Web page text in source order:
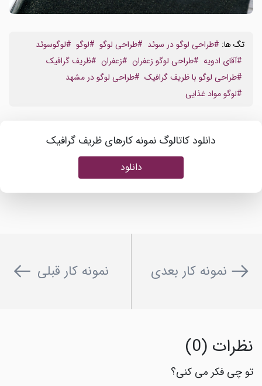
تگ ها: #طراحی لوگو در سوئد #طراحی لوگو #لوگو #لوگوسوئد
#آقای ادویه #طراحی لوگو زعفران #زعفران #ظریف گرافیک
#طراحی لوگو با ظریف گرافیک #طراحی لوگو در مشهد
#لوگو مواد غذایی
دانلود کاتالوگ نمونه کارهای ظریف گرافیک
دانلود
نمونه کار بعدی نمونه کار قبلی
نظرات (0)
تو چی فکر می کنی؟